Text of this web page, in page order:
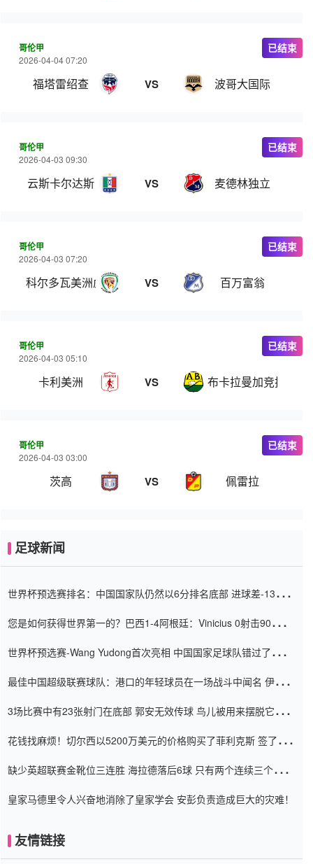
哥伦甲
2026-04-04 07:20
福塔雷绍查 VS 波哥大国际
已结束
哥伦甲
2026-04-03 09:30
云斯卡尔达斯 VS 麦德林独立
已结束
哥伦甲
2026-04-03 07:20
科尔多瓦美洲虎 VS 百万富翁
已结束
哥伦甲
2026-04-03 05:10
卡利美洲 VS 布卡拉曼加竞技
已结束
哥伦甲
2026-04-03 03:00
茨高 VS 佩雷拉
已结束
足球新闻
世界杯预选赛排名：中国国家队仍然以6分排名底部 进球差-13令人
您是如何获得世界第一的？巴西1-4阿根廷：Vinicius 0射击90分钟
世界杯预选赛-Wang Yudong首次亮相 中国国家足球队错过了世界
最佳中国超级联赛球队：港口的年轻球员在一场战斗中闻名 伊万放
3场比赛中有23张射门在底部 郭安无效传球 鸟儿被用来摆脱它
花钱找麻烦！切尔西以5200万美元的价格购买了菲利克斯 签了7年
缺少英超联赛金靴位三连胜 海拉德落后6球 只有两个连续三个连续
皇家马德里令人兴奋地消除了皇家学会 安彭负责造成巨大的灾难！
友情链接